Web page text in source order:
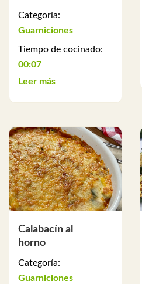
Categoría:
Guarniciones
Tiempo de cocinado:
00:07
Leer más
Calabacín al
horno
Categoría:
Guarniciones